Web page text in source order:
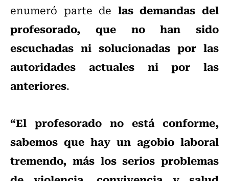
enumeró parte de las demandas del
profesorado, que no han sido
escuchadas ni solucionadas por las
autoridades actuales ni por las
anteriores.
“El profesorado no está conforme,
sabemos que hay un agobio laboral
tremendo, más los serios problemas